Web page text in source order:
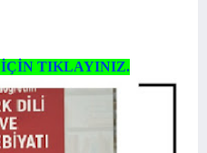
İÇİN TIKLAYINIZ.